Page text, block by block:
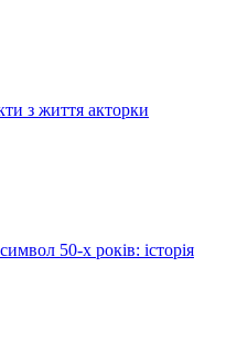
з життя акторки
50-х років: історія